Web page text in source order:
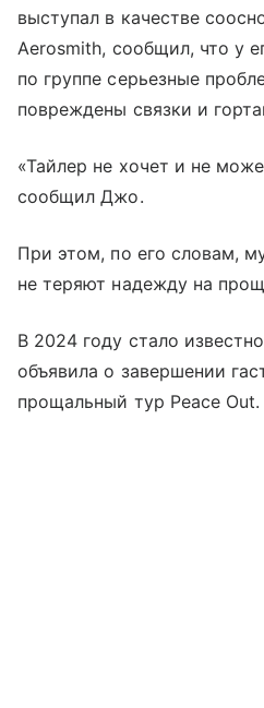
выступал в качестве
Aerosmith, сообщил, что у
по группе серьезные
повреждены связки и
«Тайлер не хочет и не
сообщил Джо.
При этом, по его словам,
не теряют надежду на
В 2024 году стало
объявила о завершении
прощальный тур Peace Out.